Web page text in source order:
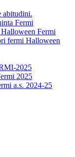
abitudini.
Fermi
Fermi
fermi Halloween
2025
2025
a.s. 2024-25